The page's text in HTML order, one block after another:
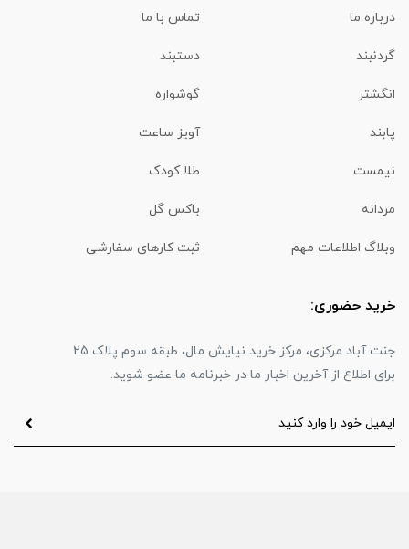
درباره ما تماس با ما
گردنبند دستبند
انگشتر گوشواره
پابند آویز ساعت
نیمست طلا کودک
مردانه باکس گل
وبلاگ اطلاعات مهم ثبت کارهای سفارشی
خرید حضوری:
جنت آباد مرکزی، مرکز خرید نیایش مال، طبقه سوم پلاک 25
برای اطلاع از آخرین اخبار ما در خبرنامه ما عضو شوید.